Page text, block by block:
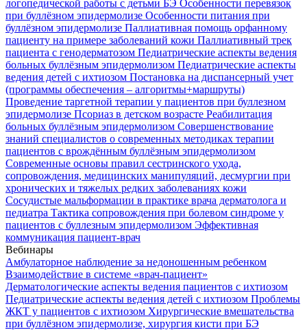
логопедической работы с детьми БЭ Особенности перевязок
при буллёзном эпидермолизе Особенности питания при
буллёзном эпидермолизе Паллиативная помощь орфанному
пациенту на примере заболеваний кожи Паллиативный трек
пациента с генодерматозом Педиатрические аспекты ведения
больных буллёзным эпидермолизом Педиатрические аспекты
ведения детей с ихтиозом Постановка на диспансерный учет
(программы обеспечения – алгоритмы+маршруты)
Проведение таргетной терапии у пациентов при буллезном
эпидермолизе Псориаз в детском возрасте Реабилитация
больных буллёзным эпидермолизом Совершенствование
знаний специалистов о современных методиках терапии
пациентов с врождённым буллёзным эпидермолизом
Современные основы правил сестринского ухода,
сопровождения, медицинских манипуляций, десмургии при
хронических и тяжелых редких заболеваниях кожи
Сосудистые мальформации в практике врача дерматолога и
педиатра Тактика сопровождения при болевом синдроме у
пациентов с буллезным эпидермолизом Эффективная
коммуникация пациент-врач
Вебинары
Амбулаторное наблюдение за недоношенным ребенком
Взаимодействие в системе «врач-пациент»
Дерматологические аспекты ведения пациентов с ихтиозом
Педиатрические аспекты ведения детей с ихтиозом Проблемы
ЖКТ у пациентов с ихтиозом Хирургические вмешательства
при буллёзном эпидермолизе, хирургия кисти при БЭ